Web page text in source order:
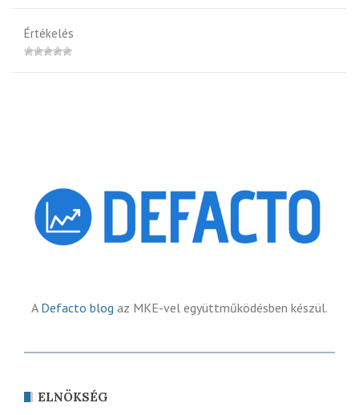
Értékelés
A Defacto blog az MKE-vel együttműködésben készül.
ELNÖKSÉG